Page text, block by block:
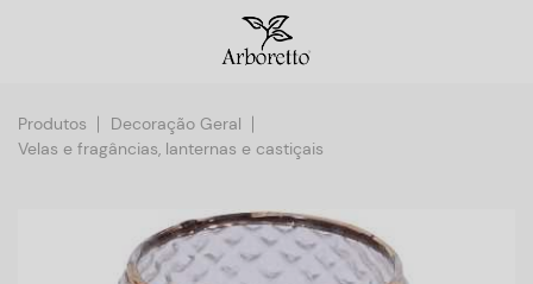
Produtos
Decoração Geral
Velas e fragâncias, lanternas e castiçais